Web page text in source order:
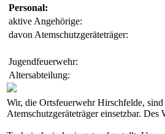
Personal:
aktive Angehörige:
davon Atemschutzgeräteträger:
Jugendfeuerwehr:
Altersabteilung:
Wir, die Ortsfeuerwehr Hirschfelde,
Atemschutzgeräteträger einsetzbar.